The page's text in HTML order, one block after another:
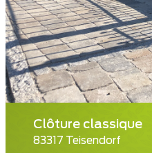
Clôture classique
83317 Teisendorf